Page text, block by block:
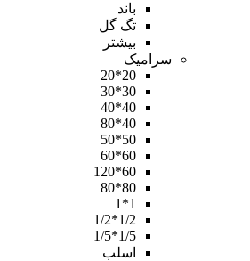
باند
تگ گل
بیشتر
سرامیک
20*20
30*30
40*40
40*80
50*50
60*60
60*120
80*80
1*1
1/2*1/2
1/5*1/5
اسلب